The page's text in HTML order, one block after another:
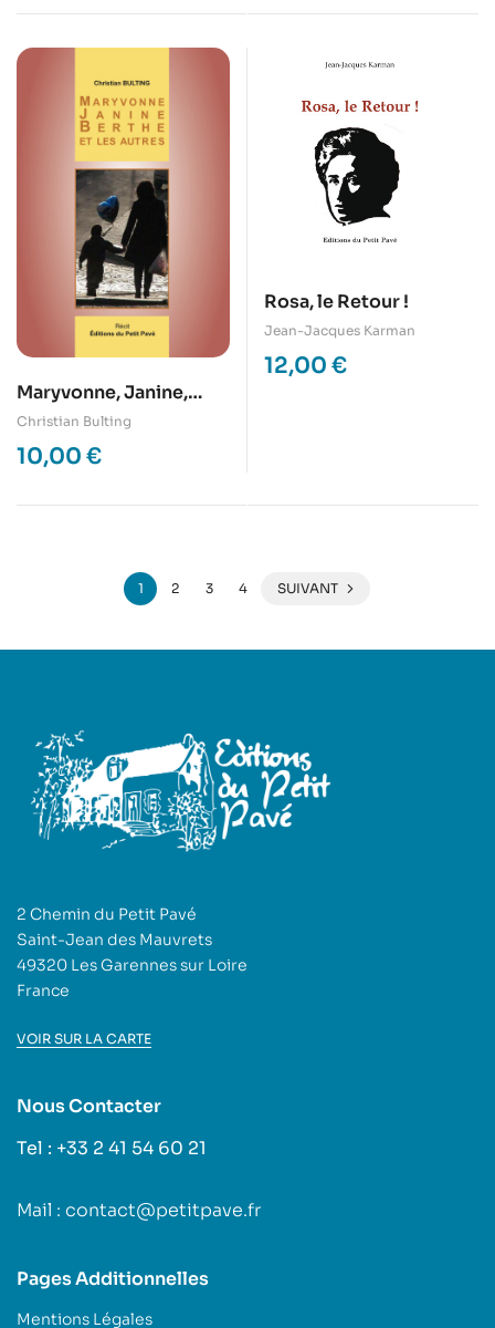
Maryvonne, Janine,
Berthe et les autres
Christian Bulting
10,00 €
Rosa, le Retour !
Jean-Jacques Karman
12,00 €
1 2 3 4 SUIVANT
2 Chemin du Petit Pavé
Saint-Jean des Mauvrets
49320 Les Garennes sur Loire
France
VOIR SUR LA CARTE
Nous Contacter
Tel : +33 2 41 54 60 21
Mail : contact@petitpave.fr
Pages Additionnelles
Mentions Légales